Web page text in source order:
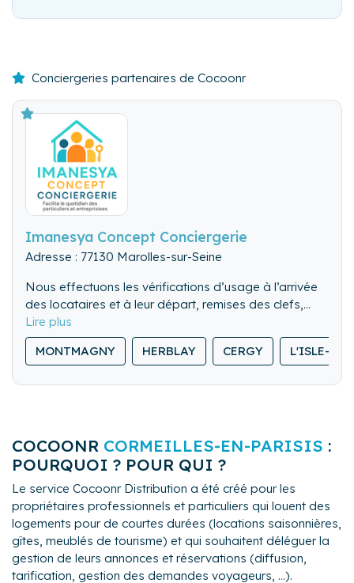
Conciergeries partenaires de Cocoonr
Imanesya Concept Conciergerie
Adresse : 77130 Marolles-sur-Seine
Nous effectuons les vérifications d’usage à l’arrivée
des locataires et à leur départ, remises des clefs,
visite des lieux. Nous pouvons également gérer les
locations de dernière minute.
Nous nettoyons de fond en comble l’ensemble du
logement.
Nous lavons, repassons et rangeons le linge de
MONTMAGNY HERBLAY CERGY L'ISLE-
COCOONR CORMEILLES-EN-PARISIS :
POURQUOI ? POUR QUI ?
Le service Cocoonr Distribution a été créé pour les
propriétaires professionnels et particuliers qui louent des
logements pour de courtes durées (locations saisonnières,
gîtes, meublés de tourisme) et qui souhaitent déléguer la
gestion de leurs annonces et réservations (diffusion,
tarification, gestion des demandes voyageurs, ...).